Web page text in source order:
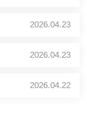
2026.04.23
2026.04.23
2026.04.22